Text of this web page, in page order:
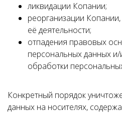
ликвидации Копании;
реорганизации
её деятельности;
отпадения правовых
персональных данных
обработки
Конкретный порядок
данных на носителях,